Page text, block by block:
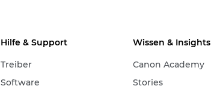
Hilfe & Support
Treiber
Software
Wissen & Insights
Canon Academy
Stories